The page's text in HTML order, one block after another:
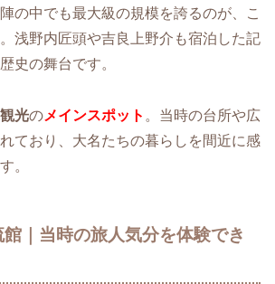
の中でも最大級の規模を誇るのが、こ
浅野内匠頭や吉良上野介も宿泊した記
史の舞台です。
光のメインスポット 。当時の台所や広
ており、大名たちの暮らしを間近に感
。
｜当時の旅人気分を体験でき